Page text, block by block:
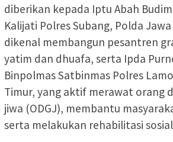
diberikan kepada Iptu Abah
Kalijati Polres Subang, Polda
dikenal membangun pesantren
yatim dan dhuafa, serta Ipda
Binpolmas Satbinmas Polres
Timur, yang aktif merawat orang
jiwa (ODGJ), membantu
serta melakukan rehabilitasi